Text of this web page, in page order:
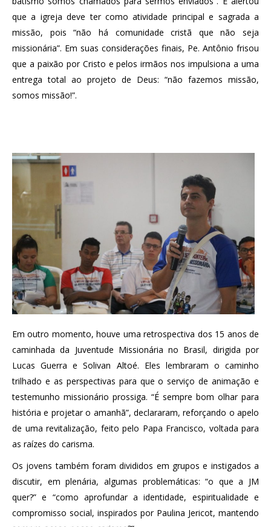
que a igreja deve ter como atividade principal e sagrada a
missão, pois “não há comunidade cristã que não seja
missionária”. Em suas considerações finais, Pe. Antônio frisou
que a paixão por Cristo e pelos irmãos nos impulsiona a uma
entrega total ao projeto de Deus: “não fazemos missão,
somos missão!”.
Em outro momento, houve uma retrospectiva dos 15 anos de
caminhada da Juventude Missionária no Brasil, dirigida por
Lucas Guerra e Solivan Altoé. Eles lembraram o caminho
trilhado e as perspectivas para que o serviço de animação e
testemunho missionário prossiga. “É sempre bom olhar para
história e projetar o amanhã”, declararam, reforçando o apelo
de uma revitalização, feito pelo Papa Francisco, voltada para
as raízes do carisma.
Os jovens também foram divididos em grupos e instigados a
discutir, em plenária, algumas problemáticas: “o que a JM
quer?” e “como aprofundar a identidade, espiritualidade e
compromisso social, inspirados por Paulina Jericot, mantendo